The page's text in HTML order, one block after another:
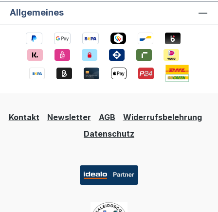
Allgemeines
Kontakt Newsletter AGB
Widerrufsbelehrung
Datenschutz